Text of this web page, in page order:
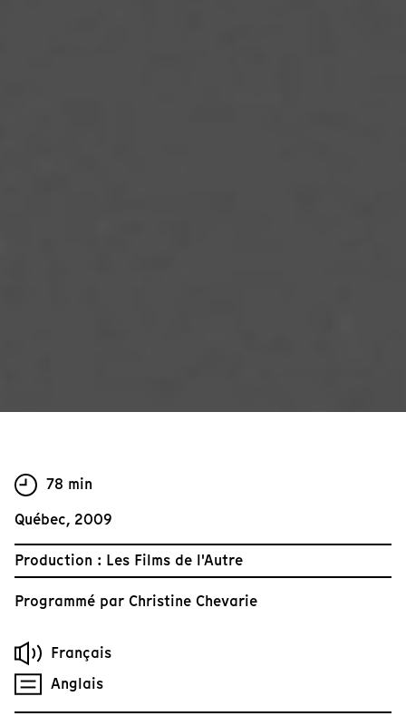
78 min
Québec, 2009
Production : Les Films de l'Autre
Programmé par Christine Chevarie
Français
Anglais